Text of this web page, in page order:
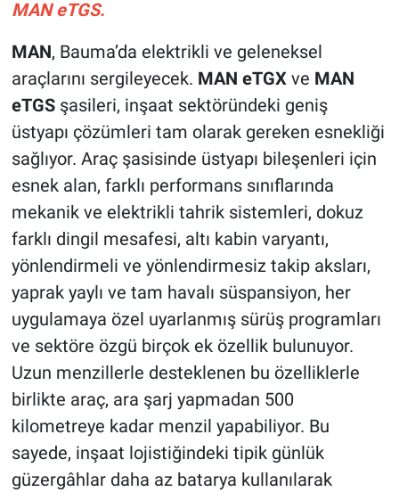
MAN eTGS.
MAN, Bauma’da elektrikli ve geleneksel
araçlarını sergileyecek. MAN eTGXve MAN
eTGSşasileri, inşaat sektöründeki geniş
üstyapı çözümleri tam olarak gereken esnekliği
sağlıyor. Araç şasisinde üstyapı bileşenleri için
esnek alan, farklı performans sınıflarında
mekanik ve elektrikli tahrik sistemleri, dokuz
farklı dingil mesafesi, altı kabin varyantı,
yönlendirmeli ve yönlendirmesiz takip aksları,
yaprak yaylı ve tam havalı süspansiyon, her
uygulamaya özel uyarlanmış sürüş programları
ve sektöre özgü birçok ek özellik bulunuyor.
Uzun menzillerle desteklenen bu özelliklerle
birlikte araç, ara şarj yapmadan 500
kilometreye kadar menzil yapabiliyor. Bu
sayede, inşaat lojistiğindeki tipik günlük
güzergâhlar daha az batarya kullanılarak